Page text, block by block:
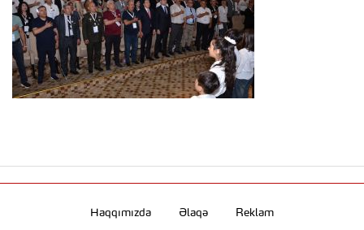
Haqqımızda Əlaqə Reklam